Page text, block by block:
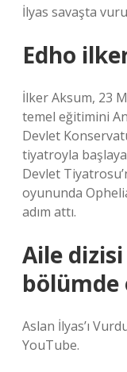
İlyas savaşta
Edho
İlker Aksum, 23
temel eğitimini
Devlet
tiyatroyla
Devlet
oyununda
adım attı.
Aile dizisi
bölümde
Aslan İlyas’ı
YouTube.